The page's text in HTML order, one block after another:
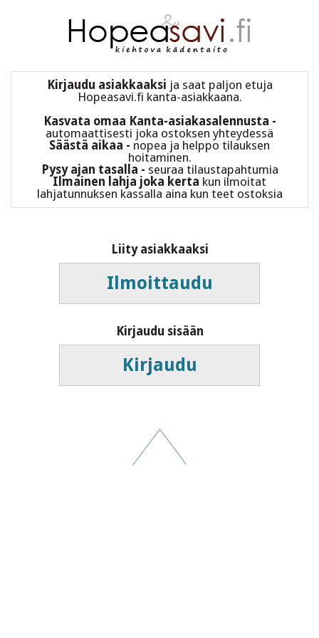
Kirjaudu asiakkaaksi ja saat paljon etuja
Hopeasavi.fi kanta-asiakkaana.
Kasvata omaa Kanta-asiakasalennusta -
automaattisesti joka ostoksen yhteydessä
Säästä aikaa - nopea ja helppo tilauksen
hoitaminen.
Pysy ajan tasalla - seuraa tilaustapahtumia
Ilmainen lahja joka kerta kun ilmoitat
lahjatunnuksen kassalla aina kun teet ostoksia
Liity asiakkaaksi
Ilmoittaudu
Kirjaudu sisään
Kirjaudu